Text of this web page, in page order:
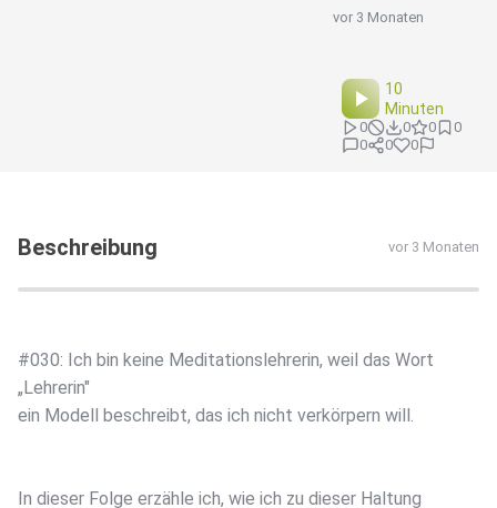
vor 3 Monaten
10
Minuten
0 0 0
0
0
0 0
Beschreibung vor 3 Monaten
#030: Ich bin keine Meditationslehrerin, weil das Wort
„Lehrerin"
ein Modell beschreibt, das ich nicht verkörpern will.
In dieser Folge erzähle ich, wie ich zu dieser Haltung